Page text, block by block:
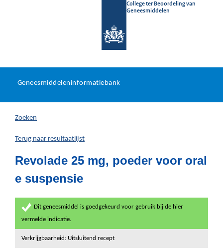
College ter Beoordeling van
Geneesmiddelen
U
hier:
Geneesmiddeleninformatiebank
Zoeken
Terug naar resultaatlijst
Revolade 25 mg, poeder voor oral
e suspensie
Dit geneesmiddel is goedgekeurd voor gebruik bij de hier
vermelde indicatie.
Verkrijgbaarheid: Uitsluitend recept